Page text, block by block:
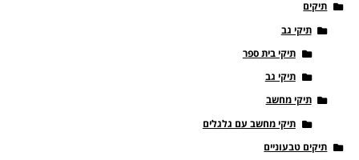
תיקים
תיקי גב
תיקי בית ספר
תיקי גב
תיקי מחשב
תיקי מחשב עם גלגלים
תיקים טבעוניים